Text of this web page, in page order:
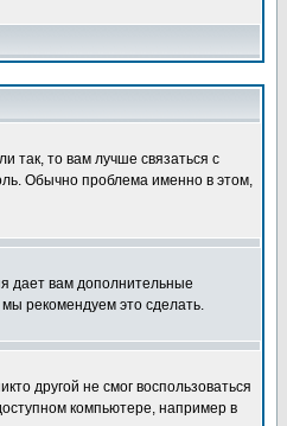
так, то вам лучше связаться с
Обычно проблема именно в этом,
дает вам дополнительные
рекомендуем это сделать.
другой не смог воспользоваться
компьютере, например в